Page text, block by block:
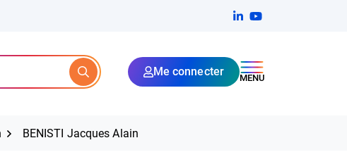
Linkedin
(ouverture dans un
YouTube
(ouverture dans
Rechercher
Me connecter MENU
BENISTI Jacques Alain